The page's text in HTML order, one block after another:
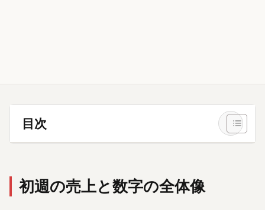
目次
初週の売上と数字の全体像